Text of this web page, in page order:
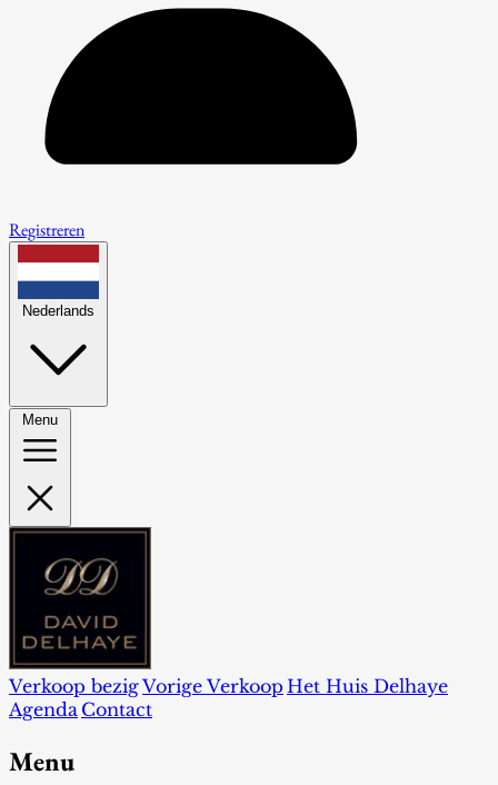
Registreren
Nederlands
Menu
Verkoop bezigVorige Verkoop Het Huis Delhaye
Agenda Contact
Menu